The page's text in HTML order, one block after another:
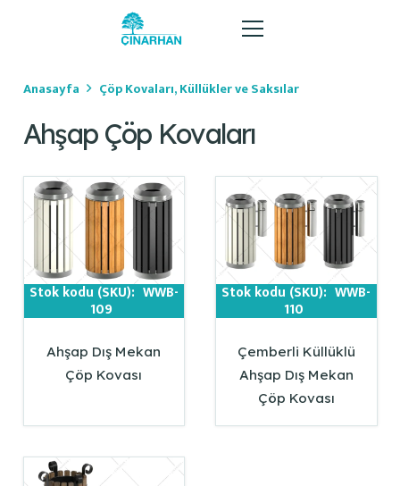
Anasayfa Çöp Kovaları, Küllükler ve Saksılar
Ahşap Çöp Kovaları
Stok kodu (SKU): WWB-
109
Ahşap Dış Mekan
Çöp Kovası
Stok kodu (SKU): WWB-
110
Çemberli Küllüklü
Ahşap Dış Mekan
Çöp Kovası